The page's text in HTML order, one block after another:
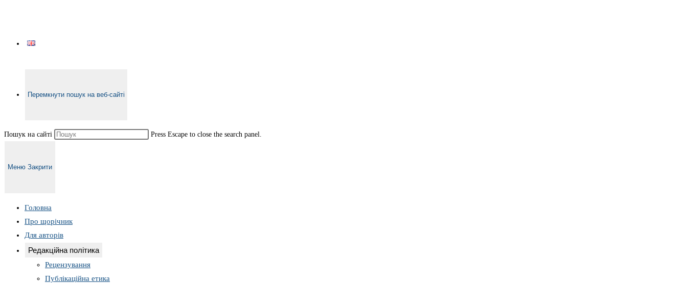
Перемкнути пошук на веб-сайті
Пошук на сайті Press Escape to close the search panel.
Меню Закрити
Головна
Про щорічник
Для авторів
Редакційна політика
Рецензування
Публікаційна етика